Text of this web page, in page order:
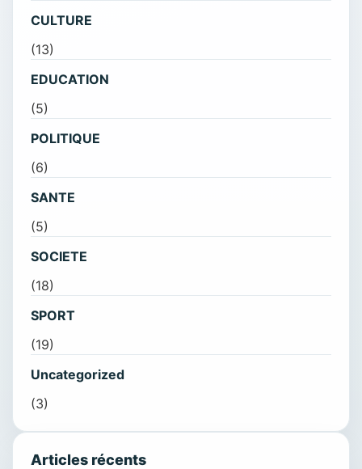
CULTURE
(13)
EDUCATION
(5)
POLITIQUE
(6)
SANTE
(5)
SOCIETE
(18)
SPORT
(19)
Uncategorized
(3)
Articles récents